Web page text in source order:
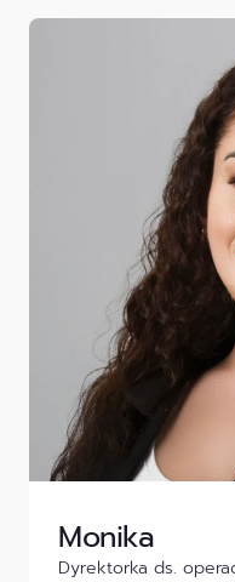
Monika
Dyrektorka ds.